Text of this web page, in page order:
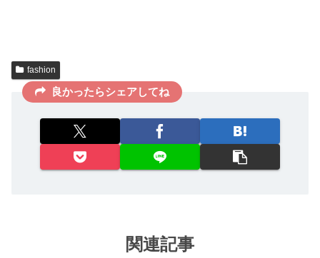
fashion
良かったらシェアしてね
関連記事